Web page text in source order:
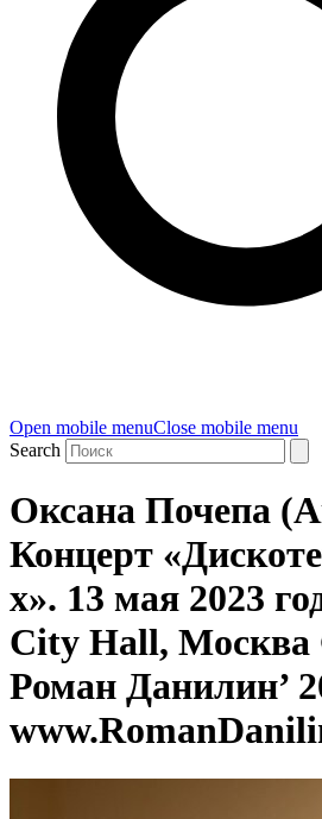
Open mobile menuClose mobile menu
Search
Оксана Почепа
Концерт
х». 13 мая 2023
City Hall, Москва
Роман Данилин’